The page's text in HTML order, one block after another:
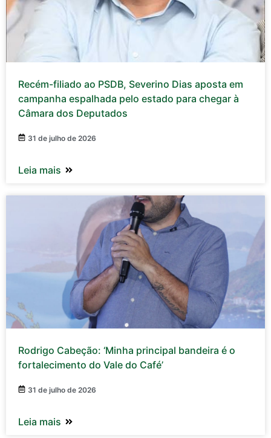
Recém-filiado ao PSDB, Severino Dias aposta em
campanha espalhada pelo estado para chegar à
Câmara dos Deputados
31 de julho de 2026
Leia mais
Rodrigo Cabeção: ‘Minha principal bandeira é o
fortalecimento do Vale do Café’
31 de julho de 2026
Leia mais